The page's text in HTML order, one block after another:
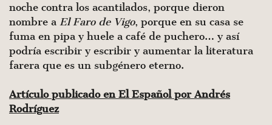
noche contra los acantilados, porque dieron
nombre a El Faro de Vigo, porque en su casa se
fuma en pipa y huele a café de puchero… y así
podría escribir y escribir y aumentar la literatura
farera que es un subgénero eterno.
Artículo publicado en El Español por Andrés
Rodríguez